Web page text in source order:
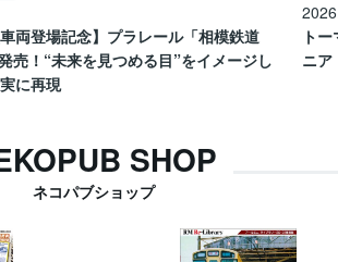
車両登場記念】プラレール「相模鉄道
売！“未来を見つめる目”をイメージし
に再現
ト
ニア
SHOP
ネコパブショップ